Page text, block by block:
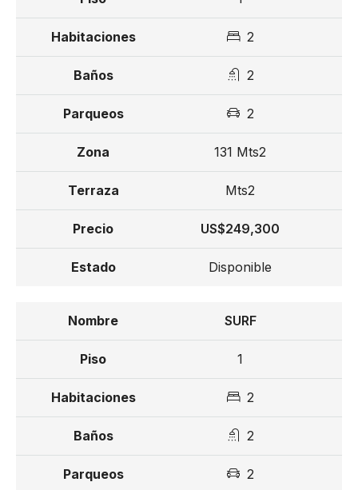
2
2
2
131 Mts2
Mts2
US$249,300
Disponible
SURF
1
2
2
2